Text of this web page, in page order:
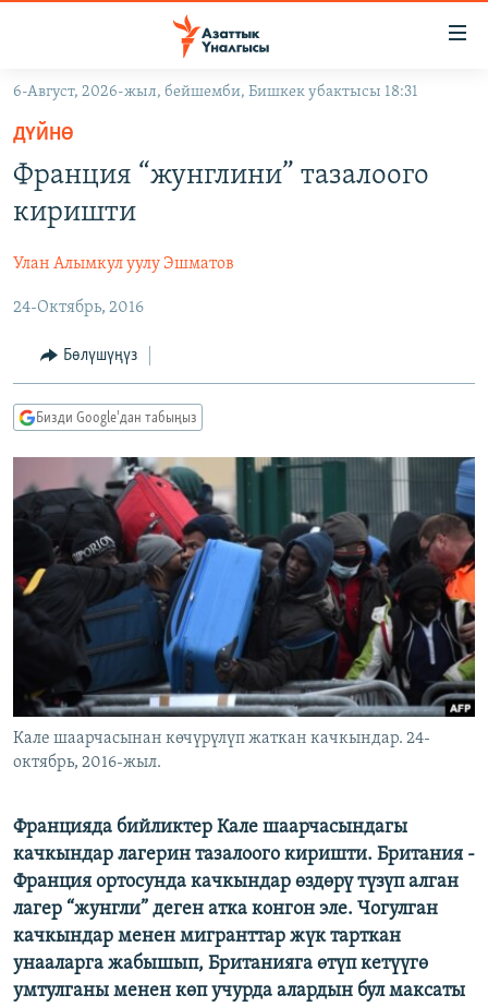
Навигацияга
өтүңүз
Издөөгө
салыңыз
ЖАҢЫЛЫКТАР
КЫРГЫЗСТАН
ЭКОНОМИКА
МАДАНИЯТ
ДҮЙНӨ
БОРБОР АЗИЯ
УКРАИНА
АТАЙЫН ИЛИКТӨӨ
ТВ ПРОГРАММАЛАР
БҮГҮН АЗАТТЫКТА
БИЗ ЖАНА ДҮЙНӨ
ЭЖЕ-СИҢДИЛЕР
АЗАТТЫК+
ЫҢГАЙСЫЗ СУРООЛОР
ПОДКАСТ
ӨЗГӨЧӨ ПИКИР
ОНЛАЙН ШЕРИНЕ
ЭЕ/АРнун бардык сайттары
6-Август, 2026-жыл, бейшемби, Бишкек убактысы 18:31
ДҮЙНӨ
Франция “жунглини” тазалоого
киришти
Улан Алымкул уулу Эшматов
24-Октябрь, 2016
Бөлүшүңүз
Бизди Google'дан табыңыз
Кале шаарчасынан көчүрүлүп жаткан качкындар. 24-
октябрь, 2016-жыл.
Францияда бийликтер Кале шаарчасындагы
качкындар лагерин тазалоого киришти. Британия -
Франция ортосунда качкындар өздөрү түзүп алган
лагер “жунгли” деген атка конгон эле. Чогулган
качкындар менен мигранттар жүк тарткан
унааларга жабышып, Британияга өтүп кетүүгө
умтулганы менен көп учурда алардын бул максаты